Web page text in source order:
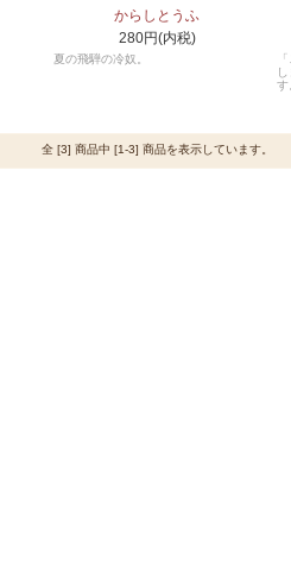
からしとうふ
280円(内税)
夏の飛騨の冷奴。
す
全 [3] 商品中 [1-3] 商品を表示しています。